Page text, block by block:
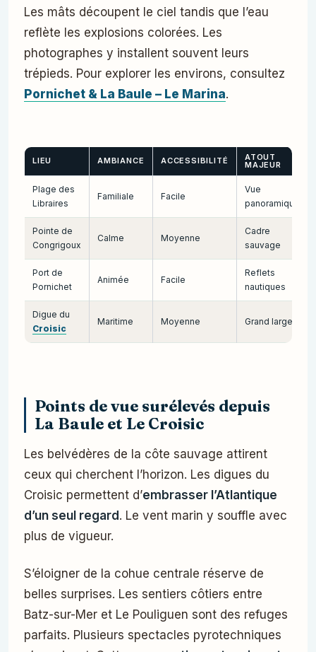
Les mâts découpent le ciel tandis que l’eau
reflète les explosions colorées. Les
photographes y installent souvent leurs
trépieds. Pour explorer les environs, consultez
Pornichet & La Baule – Le Marina.
LIEU AMBIANCE ACCESSIBILITÉ ATOUT
MAJEUR
Plage des
Libraires
Familiale Facile
Vue
panoramique
Pointe de
Congrigoux
Calme Moyenne
Cadre
sauvage
Port de
Pornichet
Animée Facile
Reflets
nautiques
Digue du
Croisic
Maritime Moyenne Grand large
Points de vue surélevés depuis
La Baule et Le Croisic
Les belvédères de la côte sauvage attirent
ceux qui cherchent l’horizon. Les digues du
Croisic permettent d’embrasser l’Atlantique
d’un seul regard . Le vent marin y souffle avec
plus de vigueur.
S’éloigner de la cohue centrale réserve de
belles surprises. Les sentiers côtiers entre
Batz-sur-Mer et Le Pouliguen sont des refuges
parfaits. Plusieurs spectacles pyrotechniques